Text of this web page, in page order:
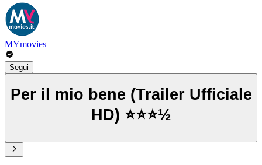
MYmovies
Segui
Per il mio bene (Trailer Ufficiale
HD) ⭐️⭐️⭐️½